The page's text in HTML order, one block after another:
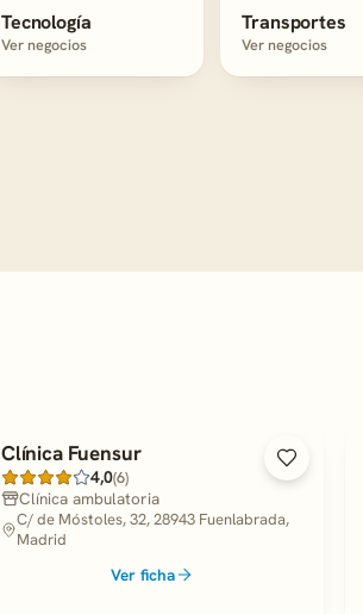
Tecnología
Ver negocios
Transportes
Ver negocios
Clínica Fuensur
4,0(6)
Clínica ambulatoria
C/ de Móstoles, 32, 28943 Fuenlabrada,
Madrid
Ver ficha